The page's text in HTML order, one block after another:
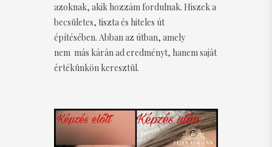
azoknak, akik hozzám fordulnak. Hiszek a
becsületes, tiszta és hiteles út
építésében. Abban az útban, amely
nem más kárán ad eredményt, hanem saját
értékünkön keresztül.